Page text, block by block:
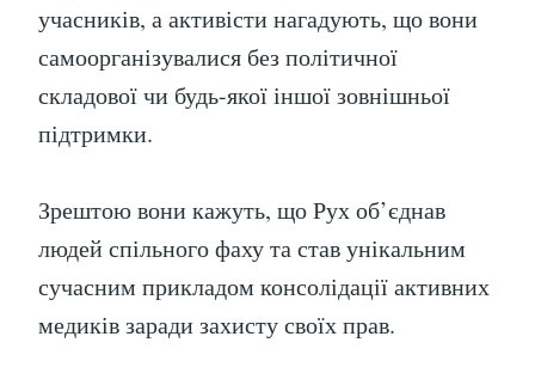
учасників, а активісти нагадують, що вони
самоорганізувалися без політичної
складової чи будь-якої іншої зовнішньої
підтримки.
Зрештою вони кажуть, що Рух об’єднав
людей спільного фаху та став унікальним
сучасним прикладом консолідації активних
медиків заради захисту своїх прав.